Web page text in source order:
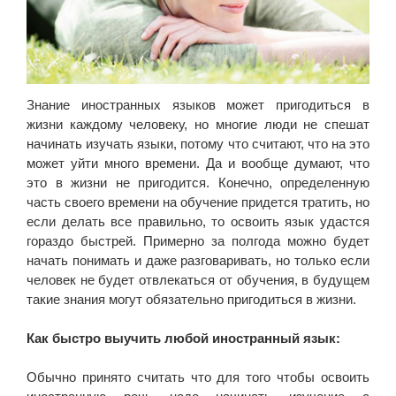
Знание иностранных языков может пригодиться в
жизни каждому человеку, но многие люди не спешат
начинать изучать языки, потому что считают, что на это
может уйти много времени. Да и вообще думают, что
это в жизни не пригодится. Конечно, определенную
часть своего времени на обучение придется тратить, но
если делать все правильно, то освоить язык удастся
гораздо быстрей. Примерно за полгода можно будет
начать понимать и даже разговаривать, но только если
человек не будет отвлекаться от обучения, в будущем
такие знания могут обязательно пригодиться в жизни.
Как быстро выучить любой иностранный язык:
Обычно принято считать что для того чтобы освоить